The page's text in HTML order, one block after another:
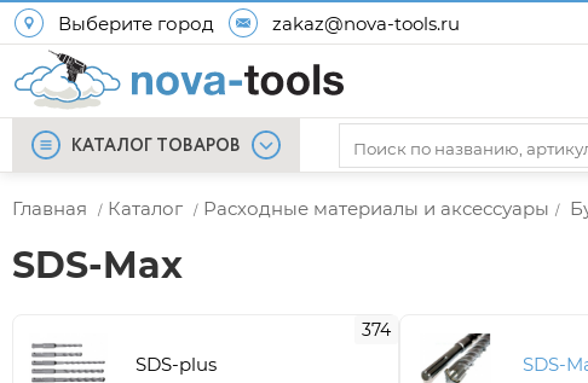
Выберите город zakaz@nova-tools.ru
КАТАЛОГ ТОВАРОВ
Главная / Каталог / Расходные материалы и аксессуары /
SDS-Max
SDS-plus
374
SDS-